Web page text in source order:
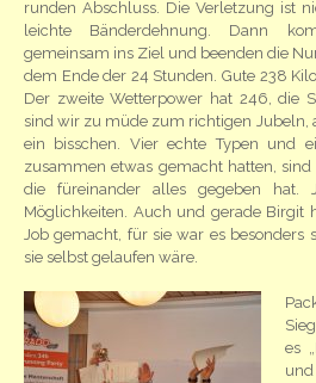
runden Abschluss. Die Verletzung ist
leichte Bänderdehnung. Dann
gemeinsam ins Ziel und beenden die
dem Ende der 24 Stunden. Gute 238
Der zweite Wetterpower hat 246, die
sind wir zu müde zum richtigen Jubeln,
ein bisschen. Vier echte Typen und
zusammen etwas gemacht hatten, sind
die füreinander alles gegeben hat.
Möglichkeiten. Auch und gerade Birgit
Job gemacht, für sie war es besonders
sie selbst gelaufen wäre.
es